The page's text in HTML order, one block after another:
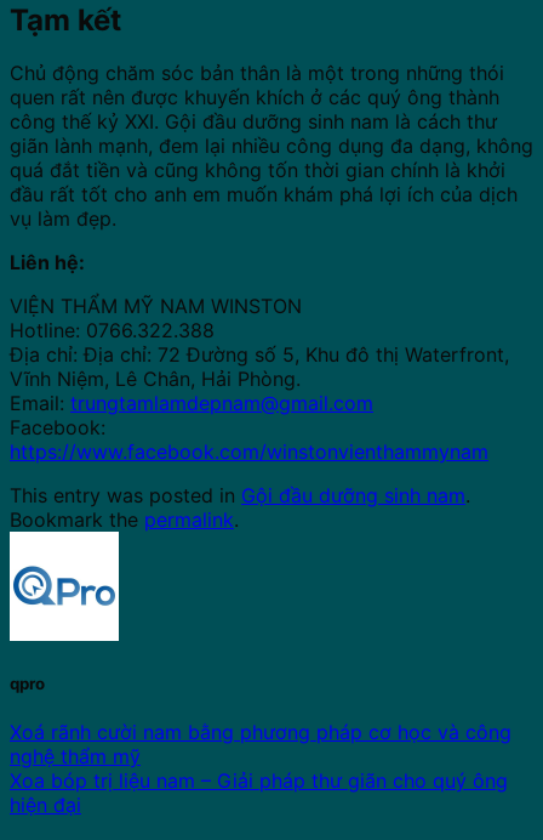
Tạm kết
Chủ động chăm sóc bản thân là một trong những thói
quen rất nên được khuyến khích ở các quý ông thành
công thế kỷ XXI. Gội đầu dưỡng sinh nam là cách thư
giãn lành mạnh, đem lại nhiều công dụng đa dạng, không
quá đắt tiền và cũng không tốn thời gian chính là khởi
đầu rất tốt cho anh em muốn khám phá lợi ích của dịch
vụ làm đẹp.
Liên hệ:
VIỆN THẨM MỸ NAM WINSTON
Hotline: 0766.322.388
Địa chỉ: Địa chỉ: 72 Đường số 5, Khu đô thị Waterfront,
Vĩnh Niệm, Lê Chân, Hải Phòng.
Email: trungtamlamdepnam@gmail.com
Facebook:
https://www.facebook.com/winstonvienthammynam
This entry was posted in Gội đầu dưỡng sinh nam.
Bookmark the permalink.
qpro
Xoá rãnh cười nam bằng phương pháp cơ học và công
nghệ thẩm mỹ
Xoa bóp trị liệu nam – Giải pháp thư giãn cho quý ông
hiện đại